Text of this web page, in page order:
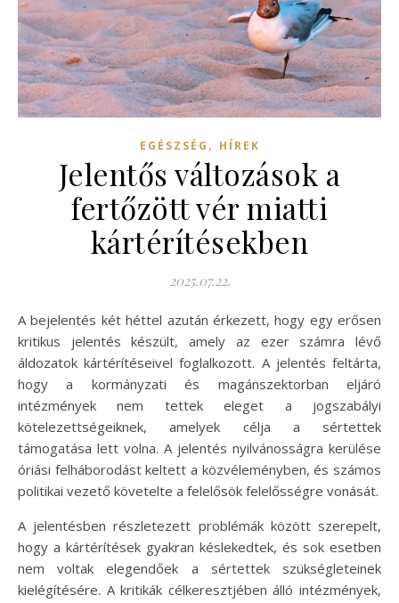
EGÉSZSÉG , HÍREK
Jelentős változások a
fertőzött vér miatti
kártérítésekben
2025.07.22.
A bejelentés két héttel azután érkezett, hogy egy erősen
kritikus jelentés készült, amely az ezer számra lévő
áldozatok kártérítéseivel foglalkozott. A jelentés feltárta,
hogy a kormányzati és magánszektorban eljáró
intézmények nem tettek eleget a jogszabályi
kötelezettségeiknek, amelyek célja a sértettek
támogatása lett volna. A jelentés nyilvánosságra kerülése
óriási felháborodást keltett a közvéleményben, és számos
politikai vezető követelte a felelősök felelősségre vonását.
A jelentésben részletezett problémák között szerepelt,
hogy a kártérítések gyakran késlekedtek, és sok esetben
nem voltak elegendőek a sértettek szükségleteinek
kielégítésére. A kritikák célkeresztjében álló intézmények,